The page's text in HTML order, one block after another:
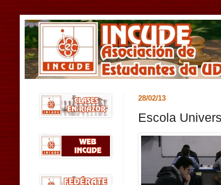
28/02/13
Escola